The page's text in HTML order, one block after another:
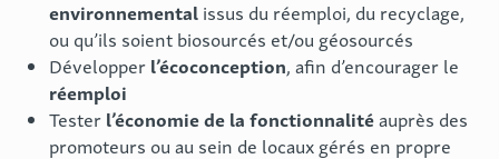
environnemental issus du réemploi, du recyclage,
ou qu’ils soient biosourcés et/ou géosourcés
Développer l’écoconception, afin d’encourager le
réemploi
Tester l’économie de la fonctionnalitéauprès des
promoteurs ou au sein de locaux gérés en propre